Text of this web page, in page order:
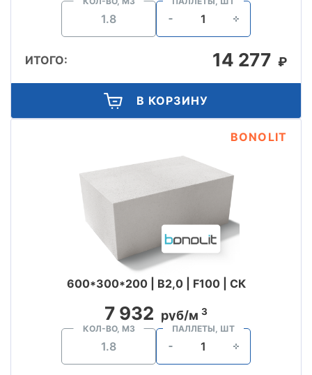
ИТОГО: 14 277 ₽
В КОРЗИНУ
BONOLIT
600*300*200 | B2,0 | F100 | СК
7 932 руб/м 3
КОЛ-ВО, М3 ПАЛЛЕТЫ, ШТ